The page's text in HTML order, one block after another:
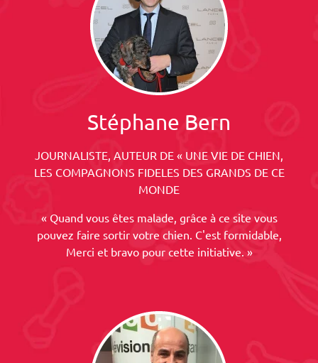
Stéphane Bern
JOURNALISTE, AUTEUR DE « UNE VIE DE CHIEN,
LES COMPAGNONS FIDELES DES GRANDS DE CE
MONDE
« Quand vous êtes malade, grâce à ce site vous
pouvez faire sortir votre chien. C'est formidable,
Merci et bravo pour cette initiative. »